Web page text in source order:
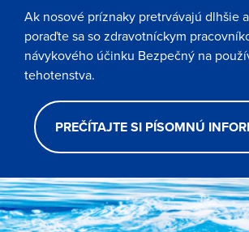
Ak nosové príznaky pretrvávajú dlhšie
poraďte sa so zdravotníckym
návykového účinku Bezpečný na
tehotenstva.
PREČÍTAJTE SI PÍSOMNÚ